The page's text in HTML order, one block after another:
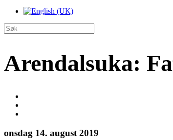
Arendalsuka:
onsdag 14. august 2019